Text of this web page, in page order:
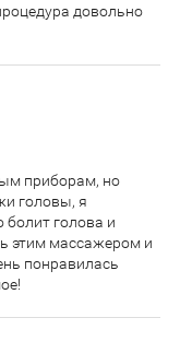
довольно
приборам, но
головы, я
болит голова и
этим массажером и
понравилась